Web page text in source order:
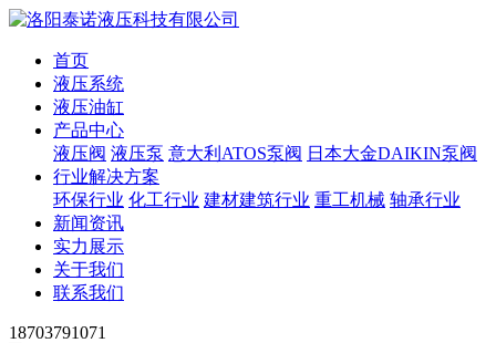
首页
液压系统
液压油缸
产品中心
液压阀 液压泵 意大利ATOS泵阀 日本大金DAIKIN泵阀
行业解决方案
环保行业 化工行业 建材建筑行业 重工机械 轴承行业
新闻资讯
实力展示
关于我们
联系我们
18703791071